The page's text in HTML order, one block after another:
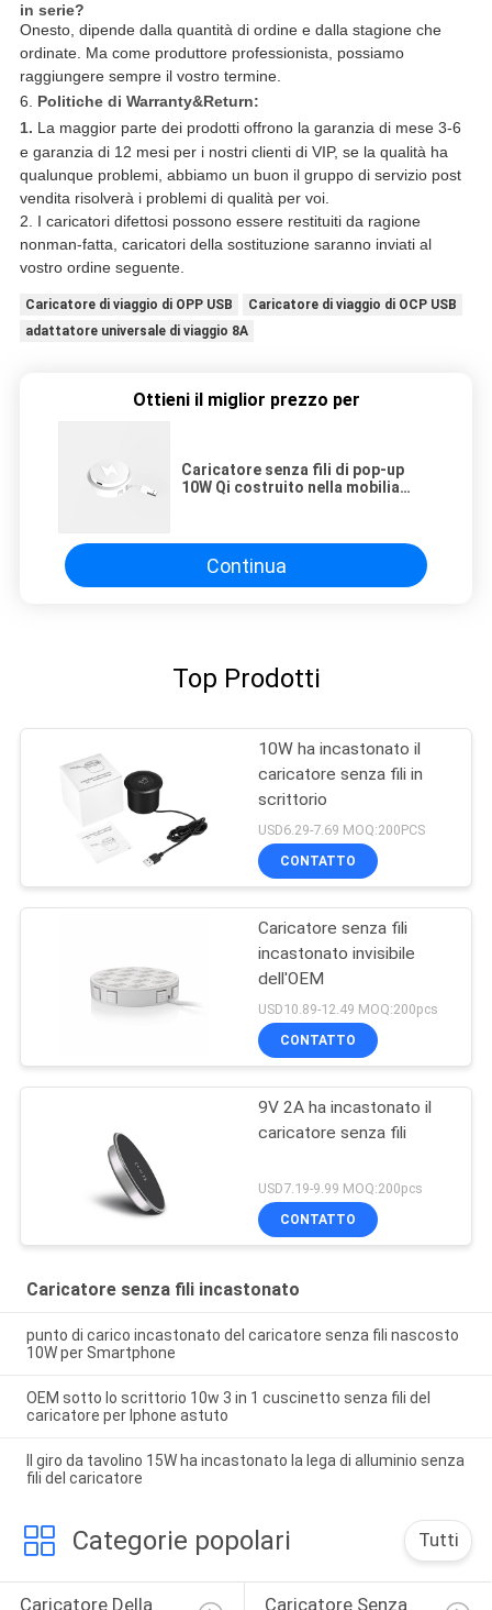
in serie?
Onesto, dipende dalla quantità di ordine e dalla stagione che
ordinate. Ma come produttore professionista, possiamo
raggiungere sempre il vostro termine.
6. Politiche di Warranty&Return:
1. La maggior parte dei prodotti offrono la garanzia di mese 3-6
e garanzia di 12 mesi per i nostri clienti di VIP, se la qualità ha
qualunque problemi, abbiamo un buon il gruppo di servizio post
vendita risolverà i problemi di qualità per voi.
2. I caricatori difettosi possono essere restituiti da ragione
nonman-fatta, caricatori della sostituzione saranno inviati al
vostro ordine seguente.
Caricatore di viaggio di OPP USB
Caricatore di viaggio di OCP USB
adattatore universale di viaggio 8A
Ottieni il miglior prezzo per
Caricatore senza fili di pop-up
10W Qi costruito nella mobilia
Continua
Top Prodotti
10W ha incastonato il
caricatore senza fili in
scrittorio
USD6.29-7.69 MOQ:200PCS
CONTATTO
Caricatore senza fili
incastonato invisibile
dell'OEM
USD10.89-12.49 MOQ:200pcs
CONTATTO
9V 2A ha incastonato il
caricatore senza fili
USD7.19-9.99 MOQ:200pcs
CONTATTO
Caricatore senza fili incastonato
punto di carico incastonato del caricatore senza fili nascosto
10W per Smartphone
OEM sotto lo scrittorio 10w 3 in 1 cuscinetto senza fili del
caricatore per Iphone astuto
Il giro da tavolino 15W ha incastonato la lega di alluminio senza
fili del caricatore
Categorie popolari Tutti
Caricatore Della Caricatore Senza